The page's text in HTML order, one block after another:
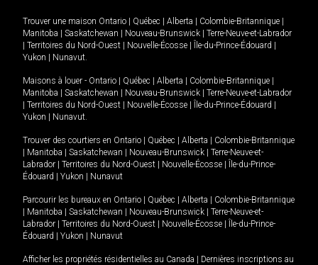
Trouver une maison Ontario Québec Alberta Colombie-Britannique
Manitoba
Saskatchewan Nouveau-Brunswick
Terre-Neuve-et-Labrador
Territoires du Nord-Ouest Nouvelle-Écosse Île-du-Prince-Édouard
Yukon
Nunavut.
Maisons à louer - Ontario Québec Alberta Colombie-Britannique
Manitoba
Saskatchewan Nouveau-Brunswick
Terre-Neuve-et-Labrador
Territoires du Nord-Ouest Nouvelle-Écosse Île-du-Prince-Édouard
Yukon
Nunavut.
Trouver des courtiers en Ontario Québec Alberta
Colombie-Britannique
Manitoba Saskatchewan Nouveau-Brunswick
Terre-Neuve-et-
Labrador
Territoires du Nord-Ouest Nouvelle-Écosse
Île-du-Prince-
Édouard
Yukon Nunavut
Parcourir les bureaux en Ontario Québec Alberta
Colombie-Britannique
Manitoba Saskatchewan Nouveau-Brunswick
Terre-Neuve-et-
Labrador
Territoires du Nord-Ouest Nouvelle-Écosse
Île-du-Prince-
Édouard
Yukon Nunavut
Afficher les propriétés résidentielles au Canada
Dernières inscriptions au